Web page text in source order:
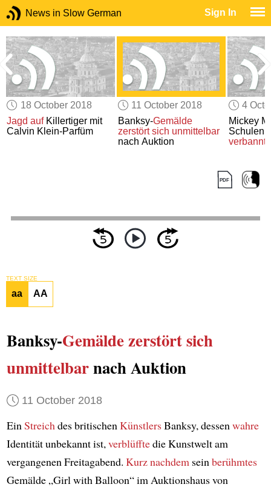
News in Slow German Sign In
18 October 2018
Jagd aufKillertiger mit
Calvin Klein-Parfüm
11 October 2018
Banksy-Gemälde
zerstört sich unmittelbar
nach Auktion
4
Mickey
Schulen
verbannt
TEXT SIZE
aa AA
Banksy-Gemäldezerstört sich
unmittelbarnach Auktion
11 October 2018
EinStreichdes britischenKünstlersBanksy, dessenwahre
Identität unbekannt ist,verblüfftedie Kunstwelt am
vergangenen Freitagabend. Kurz nachdemseinberühmtes
Gemälde „Girl with Balloon“ im Auktionshaus von